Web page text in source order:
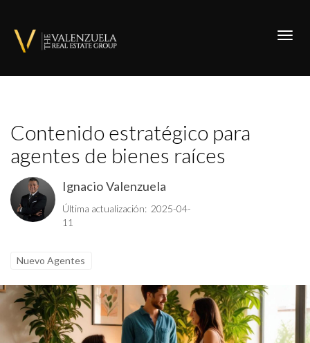
Contenido estratégico para
agentes de bienes raíces
Ignacio Valenzuela
Última actualización: 2025-04-
11
Nuevo Agentes